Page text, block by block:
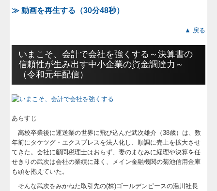
相続・事業承継
介護経営支援
フランチャイズ経営支援
個人情報保護方針
TKCシステムQ&A
経営改善オンデマンド講座
経営革新等支援機関とは
補助金・助成金・融資情報
≫ 動画を再生する（30分48秒）
▲ 戻る
いまこそ、会計で会社を強くする～決算書の
信頼性が生み出す中小企業の資金調達力～
（令和元年配信）
あらすじ
高校卒業後に運送業の世界に飛び込んだ武次雄介（38歳）は、数
年前にタケツグ・エクスプレスを法人化し、順調に売上を拡大させ
てきた。会社に顧問税理士はおらず、妻のまなみに経理や決算を任
せきりの武次は会社の業績に疎く、メイン金融機関の菊池信用金庫
も頭を抱えていた。
そんな武次をみかねた取引先の(株)ゴールデンピースの湯川社長